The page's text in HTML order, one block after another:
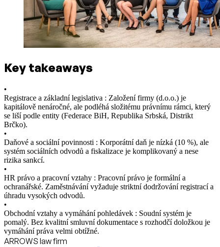
Key takeaways
•
Registrace a základní legislativa : Založení firmy (d.o.o.) je
kapitálově nenáročné, ale podléhá složitému právnímu rámci, který
se liší podle entity (Federace BiH, Republika Srbská, Distrikt
Brčko).
•
Daňové a sociální povinnosti : Korporátní daň je nízká (10 %), ale
systém sociálních odvodů a fiskalizace je komplikovaný a nese
rizika sankcí.
•
HR právo a pracovní vztahy : Pracovní právo je formální a
ochranářské. Zaměstnávání vyžaduje striktní dodržování registrací a
úhradu vysokých odvodů.
•
Obchodní vztahy a vymáhání pohledávek : Soudní systém je
pomalý. Bez kvalitní smluvní dokumentace s rozhodčí doložkou je
vymáhání práva velmi obtížné.
ARROWS law firm